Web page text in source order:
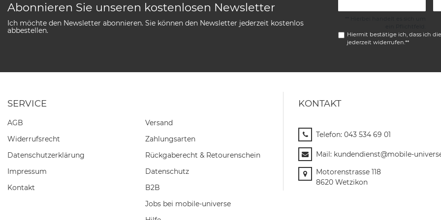
Abonnieren Sie unseren kostenlosen Newsletter
Ich möchte den Newsletter abonnieren. Sie können den Newsletter jederzeit kostenlos
abbestellen.
Hiermit bestätige ich, dass ich die
jederzeit widerrufen.**
SERVICE
AGB
Widerrufs­recht
Daten­schutz­erklärung
Impressum
Kontakt
Versand
Zahlungsarten
Rückgaberecht & Retourenschein
Datenschutz
B2B
Jobs bei mobile-universe
KONTAKT
Telefon: 043 534 69 01
Mail: kundendienst@mobile-
Motorenstrasse 118
8620 Wetzikon